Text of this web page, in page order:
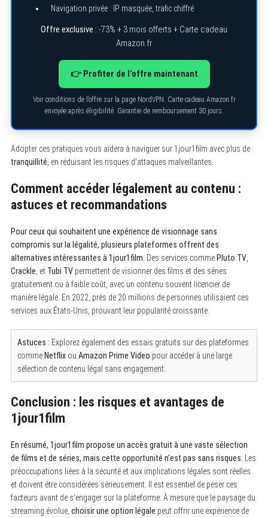
Navigation privée : IP masquée, trafic chiffré
Offre exclusive : -73% + 3 mois offerts + Carte cadeau
Amazon.fr
👉 Profiter de l’offre maintenant
Voir conditions de l’offre sur la page NordVPN. Carte cadeau Amazon.fr
envoyée après éligibilité. Garantie de remboursement 30 jours.
Adopter ces pratiques vous aidera à naviguer sur 1jour1film avec plus de
tranquillité , en réduisant les risques d’attaques malveillantes.
Comment accéder légalement au contenu :
astuces et recommandations
Pour ceux qui souhaitent une expérience de visionnage sans
compromis sur la légalité, plusieurs plateformes offrent des
alternatives intéressantes à 1jour1film. Des services comme Pluto TV,
Crackle , et Tubi TVpermettent de visionner des films et des séries
gratuitement ou à faible coût, avec un contenu souvent licencier de
manière légale. En 2022, près de 20 millions de personnes utilisaient ces
services aux États-Unis, prouvant leur popularité croissante.
Astuces : Explorez également des essais gratuits sur des plateformes
comme Netflixou Amazon Prime Video pour accéder à une large
sélection de contenu légal sans engagement.
Conclusion : les risques et avantages de
1jour1film
En résumé, 1jour1film propose un accès gratuit à une vaste sélection
de films et de séries, mais cette opportunité n’est pas sans risques.
Les
préoccupations liées à la sécurité et aux implications légales sont réelles
et doivent être considérées sérieusement. Il est essentiel de peser ces
facteurs avant de s’engager sur la plateforme. À mesure que le paysage du
streaming évolue, choisir une option légale peut offrir une expérience de